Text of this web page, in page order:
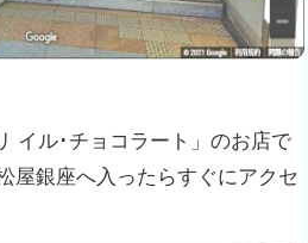
イル･チョコラート」のお店で
屋銀座へ入ったらすぐにアクセ